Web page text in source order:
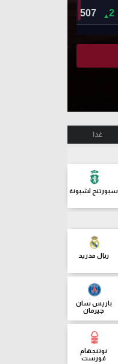
غدا
سبورتنج لشبونة
ريال مدريد
باريس سان
جيرمان
نوتنجهام
فورست